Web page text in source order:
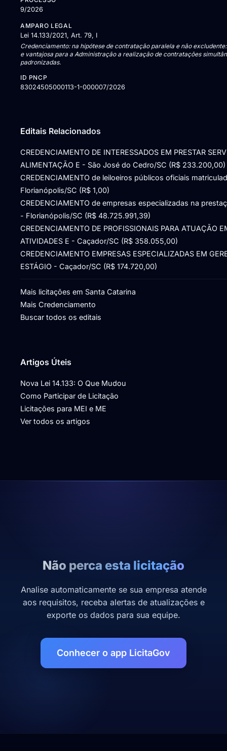
9/2026
AMPARO LEGAL
Lei 14.133/2021, Art. 79, I
Credenciamento: na hipótese de contratação paralela e não
e vantajosa para a Administração a realização de contratações
padronizadas.
ID PNCP
83024505000113-1-000007/2026
Editais Relacionados
CREDENCIAMENTO DE INTERESSADOS EM PRESTAR
ALIMENTAÇÃO E - São José do Cedro/SC (R$ 233.200,00)
CREDENCIAMENTO de leiloeiros públicos oficiais
Florianópolis/SC (R$ 1,00)
CREDENCIAMENTO de empresas especializadas na
- Florianópolis/SC (R$ 48.725.991,39)
CREDENCIAMENTO DE PROFISSIONAIS PARA ATUAÇÃO
ATIVIDADES E - Caçador/SC (R$ 358.055,00)
CREDENCIAMENTO EMPRESAS ESPECIALIZADAS EM
ESTÁGIO - Caçador/SC (R$ 174.720,00)
Mais licitações em Santa Catarina
Mais Credenciamento
Buscar todos os editais
Artigos Úteis
Nova Lei 14.133: O Que Mudou
Como Participar de Licitação
Licitações para MEI e ME
Ver todos os artigos
Não perca esta licitação
Analise automaticamente se sua empresa atende
aos requisitos, receba alertas de atualizações e
exporte os dados para sua equipe.
Conhecer o app LicitaGov